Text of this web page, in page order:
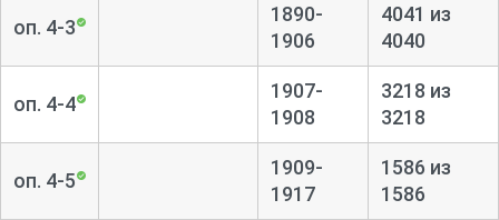
оп. 4-3
1890-
1906
4041 из
4040
оп. 4-4
1907-
1908
3218 из
3218
оп. 4-5
1909-
1917
1586 из
1586